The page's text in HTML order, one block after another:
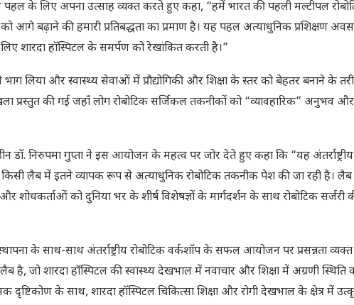
के लिए अपना उत्साह व्यक्त करते हुए कहा, “हमें भारत की पहली मल्टीपल
बढ़ाने की हमारी प्रतिबद्धता का प्रमाण है। यह पहल अत्याधुनिक प्रशिक्षण
शारदा हॉस्पिटल के समर्पण को रेखांकित करती है।”
भाग लिया और स्वास्थ्य सेवाओं में प्रौद्योगिकी और शिक्षा के स्तर को बेहतर बनाने के
प्रस्तुत की गई जहाँ लोग रोबोटिक सर्जिकल तकनीकों को “व्यावहारिक” अनुभव और
डॉ. निरुपमा गुप्ता ने इस आयोजन के महत्व पर जोर देते हुए कहा कि “यह अंतर्राष्ट्रीय
लैब में इतने व्यापक रूप से अत्याधुनिक रोबोटिक तकनीक पेश की जा रही है। लैब
शोधकर्ताओं को दुनिया भर के शीर्ष विशेषज्ञों के मार्गदर्शन के साथ रोबोटिक सर्जरी
के साथ-साथ अंतर्राष्ट्रीय रोबोटिक वर्कशॉप के सफल आयोजन पर प्रसन्नता व्यक्त
जो शारदा हॉस्पिटल की स्वास्थ्य देखभाल में नवाचार और शिक्षा में अग्रणी स्थिति
के साथ, शारदा हॉस्पिटल चिकित्सा शिक्षा और रोगी देखभाल के क्षेत्र में